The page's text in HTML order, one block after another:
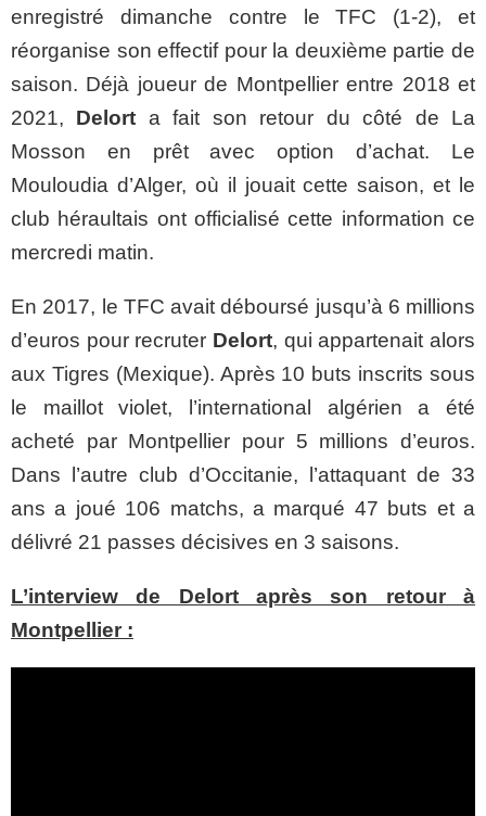
enregistré dimanche contre le TFC (1-2), et
réorganise son effectif pour la deuxième partie de
saison. Déjà joueur de Montpellier entre 2018 et
2021, Delort a fait son retour du côté de La
Mosson en prêt avec option d’achat. Le
Mouloudia d’Alger, où il jouait cette saison, et le
club héraultais ont officialisé cette information ce
mercredi matin.
En 2017, le TFC avait déboursé jusqu’à 6 millions
d’euros pour recruter Delort, qui appartenait alors
aux Tigres (Mexique). Après 10 buts inscrits sous
le maillot violet, l’international algérien a été
acheté par Montpellier pour 5 millions d’euros.
Dans l’autre club d’Occitanie, l’attaquant de 33
ans a joué 106 matchs, a marqué 47 buts et a
délivré 21 passes décisives en 3 saisons.
L’interview de Delort après son retour à
Montpellier :